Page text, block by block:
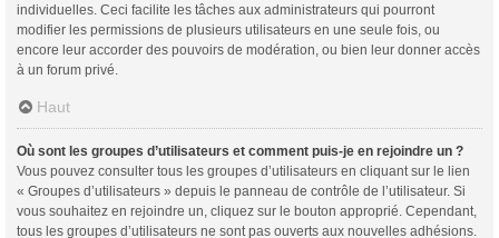
individuelles. Ceci facilite les tâches aux administrateurs qui pourront
modifier les permissions de plusieurs utilisateurs en une seule fois, ou
encore leur accorder des pouvoirs de modération, ou bien leur donner accès
à un forum privé.
Haut
Où sont les groupes d’utilisateurs et comment puis-je en rejoindre un ?
Vous pouvez consulter tous les groupes d’utilisateurs en cliquant sur le lien
« Groupes d’utilisateurs » depuis le panneau de contrôle de l’utilisateur. Si
vous souhaitez en rejoindre un, cliquez sur le bouton approprié. Cependant,
tous les groupes d’utilisateurs ne sont pas ouverts aux nouvelles adhésions.